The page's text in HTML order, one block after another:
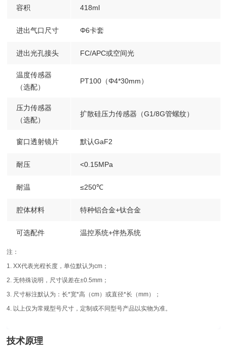
容积 418ml
进出气口尺寸 Φ6卡套
进出光孔接头 FC/APC或空间光
温度传感器
（选配）
PT100（Φ4*30mm）
压力传感器
（选配）
扩散硅压力传感器（G1/8G管螺纹）
窗口透射镜片 默认GaF2
耐压 <0.15MPa
耐温 ≤250℃
腔体材料 特种铝合金+钛合金
可选配件 温控系统+伴热系统
注：
1. XX代表光程长度，单位默认为cm；
2. 无特殊说明，尺寸误差在±0.5mm；
3. 尺寸标注默认为：长*宽*高（cm）或直径*长（mm）；
4. 以上仅为常规型号尺寸，定制或不同型号产品以实物为准。
技术原理